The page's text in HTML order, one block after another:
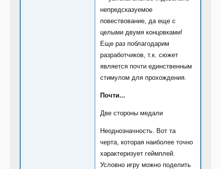
непредсказуемое
повествование, да еще с
целыми двумя концовками!
Еще раз поблагодарим
разработчиков, т.к. сюжет
является почти единственным
стимулом для прохождения.
Почти...
Две стороны медали
Неоднозначность. Вот та
черта, которая наиболее точно
характеризует геймплей.
Условно игру можно поделить